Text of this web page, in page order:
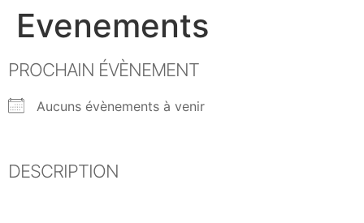
Evenements
PROCHAIN ÉVÈNEMENT
Aucuns évènements à venir
DESCRIPTION